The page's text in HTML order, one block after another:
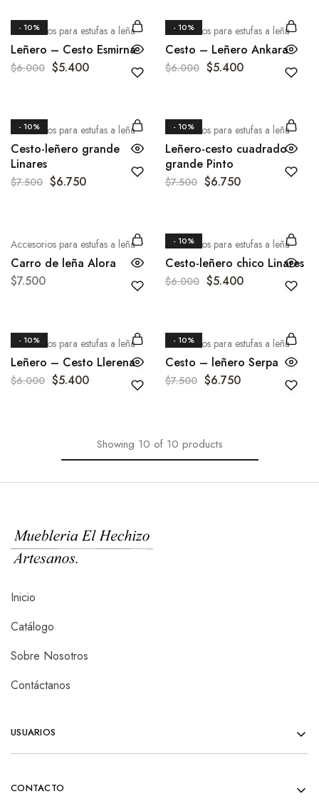
- 10%
Accesorios para estufas a leña
Leñero – Cesto Esmirna
$6.000 $5.400
- 10%
Accesorios para estufas a leña
Cesto – Leñero Ankara
$6.000 $5.400
- 10%
Accesorios para estufas a leña
Cesto-leñero grande
Linares
$7.500 $6.750
- 10%
Accesorios para estufas a leña
Leñero-cesto cuadrado
grande Pinto
$7.500 $6.750
Accesorios para estufas a leña
Carro de leña Alora
$7.500
- 10%
Accesorios para estufas a leña
Cesto-leñero chico Linares
$6.000 $5.400
- 10%
Accesorios para estufas a leña
Leñero – Cesto Llerena
$6.000 $5.400
- 10%
Accesorios para estufas a leña
Cesto – leñero Serpa
$7.500 $6.750
Showing 10 of 10 products
Inicio
Catálogo
Sobre Nosotros
Contáctanos
USUARIOS
CONTACTO